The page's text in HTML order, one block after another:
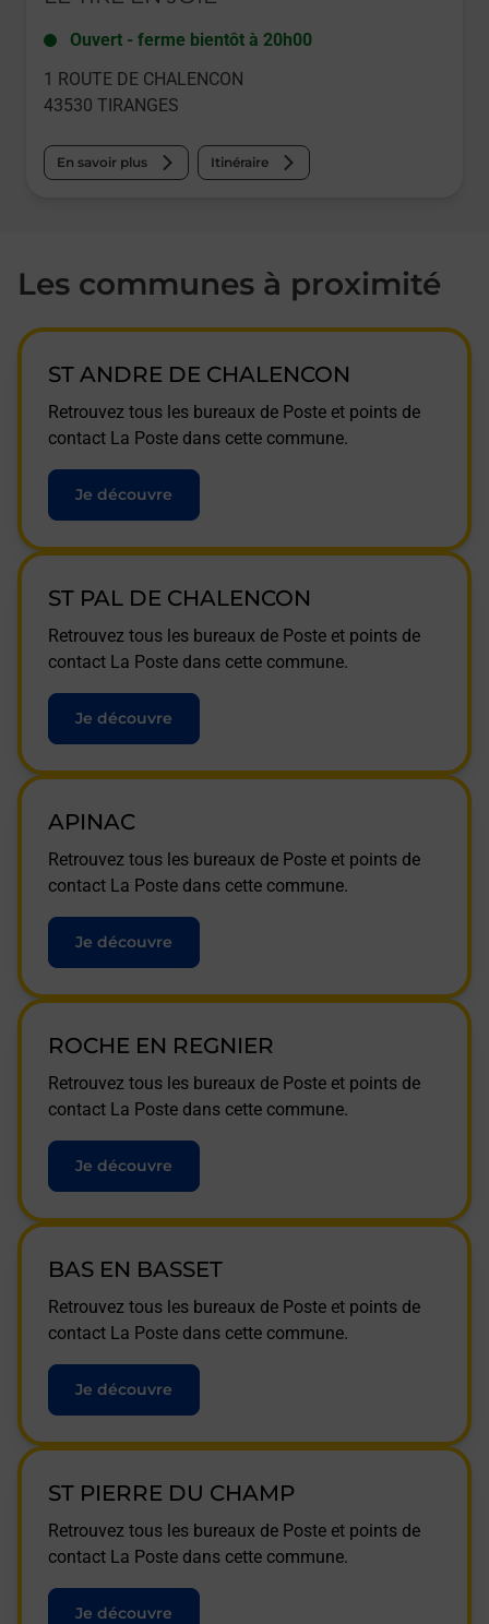
Ouvert - ferme bientôt à 20h00
1 ROUTE DE CHALENCON
43530 TIRANGES
En savoir plus Itinéraire
Les communes à proximité
ST ANDRE DE CHALENCON
Retrouvez tous les bureaux de Poste et points de
contact La Poste dans cette commune.
Je découvre
ST PAL DE CHALENCON
Retrouvez tous les bureaux de Poste et points de
contact La Poste dans cette commune.
Je découvre
APINAC
Retrouvez tous les bureaux de Poste et points de
contact La Poste dans cette commune.
Je découvre
ROCHE EN REGNIER
Retrouvez tous les bureaux de Poste et points de
contact La Poste dans cette commune.
Je découvre
BAS EN BASSET
Retrouvez tous les bureaux de Poste et points de
contact La Poste dans cette commune.
Je découvre
ST PIERRE DU CHAMP
Retrouvez tous les bureaux de Poste et points de
contact La Poste dans cette commune.
Je découvre